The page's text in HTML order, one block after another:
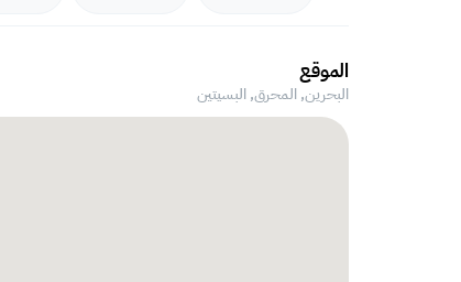
الموقع
البحرين, المحرق,البسيتين